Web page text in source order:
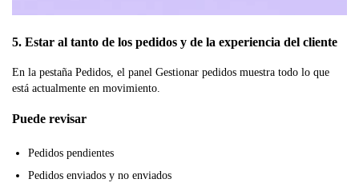
5. Estar al tanto de los pedidos y de la experiencia del cliente
En la pestaña Pedidos, el panel Gestionar pedidos muestra todo lo que
está actualmente en movimiento.
Puede revisar
Pedidos pendientes
Pedidos enviados y no enviados